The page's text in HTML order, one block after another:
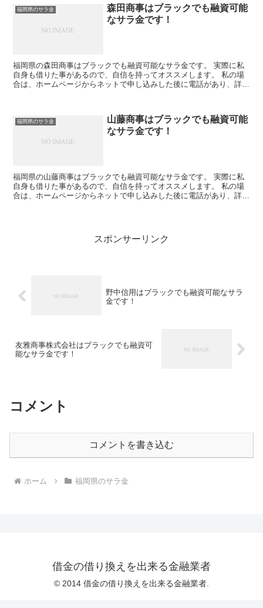
福岡県のサラ金
森田商事はブラックでも融資可能
なサラ金です！
福岡県の森田商事はブラックでも融資可能なサラ金です。 実際に私
自身も借りた事があるので、自信を持ってオススメします。 私の場
合は、ホームページからネットで申し込みした後に電話があり、詳細
福岡県のサラ金
山藤商事はブラックでも融資可能
なサラ金です！
福岡県の山藤商事はブラックでも融資可能なサラ金です。 実際に私
自身も借りた事があるので、自信を持ってオススメします。 私の場
合は、ホームページからネットで申し込みした後に電話があり、詳細
スポンサーリンク
野中信用はブラックでも融資可能なサラ
金です！
友雅商事株式会社はブラックでも融資可
能なサラ金です！
コメント
コメントを書き込む
ホーム 福岡県のサラ金
借金の借り換えを出来る金融業者
© 2014 借金の借り換えを出来る金融業者.